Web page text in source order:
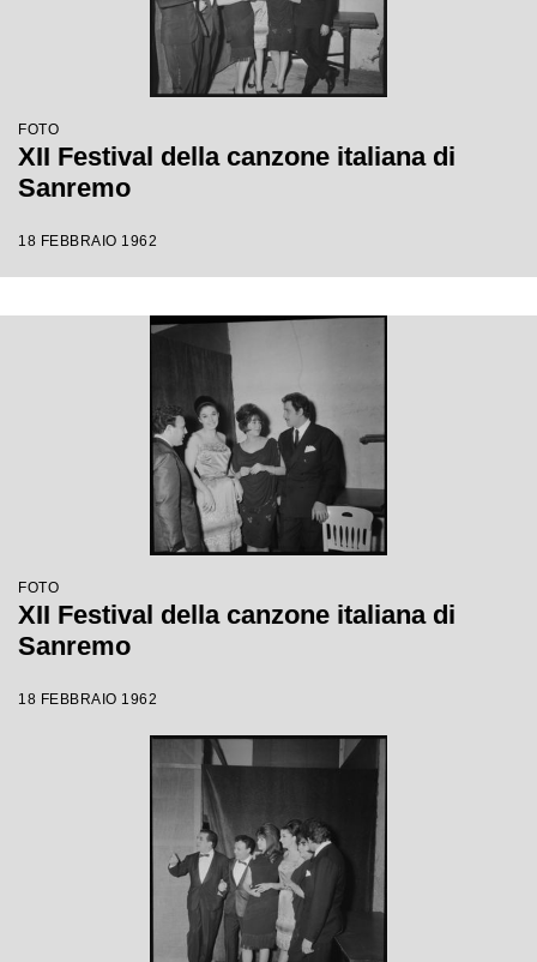
FOTO
XII Festival della canzone italiana di
Sanremo
18 FEBBRAIO 1962
FOTO
XII Festival della canzone italiana di
Sanremo
18 FEBBRAIO 1962